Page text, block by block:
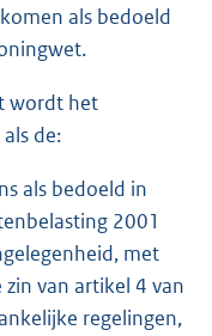
als bedoeld
wordt het
de:
als bedoeld in
2001
met
van artikel 4 van
regelingen,